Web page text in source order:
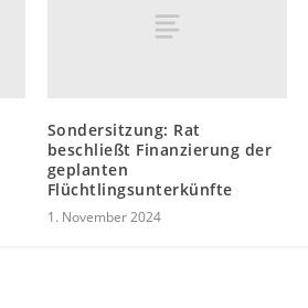
Sondersitzung: Rat
beschließt Finanzierung der
geplanten
Flüchtlingsunterkünfte
1. November 2024